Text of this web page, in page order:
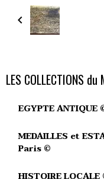
LES COLLECTIONS
EGYPTE ANTIQUE
MEDAILLES et
Paris ©
HISTOIRE LOCALE